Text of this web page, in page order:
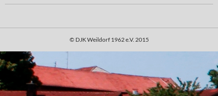
© DJK Weildorf 1962 e.V. 2015